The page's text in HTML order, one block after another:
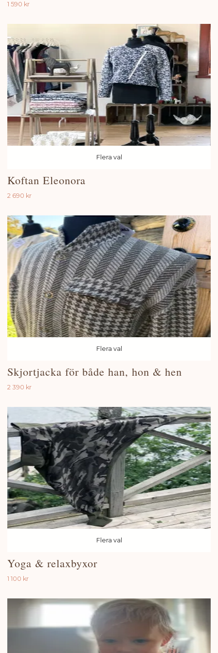
1 590 kr
Flera val
Koftan Eleonora
2 690 kr
Flera val
Skjortjacka för både han, hon & hen
2 390 kr
Flera val
Yoga & relaxbyxor
1 100 kr